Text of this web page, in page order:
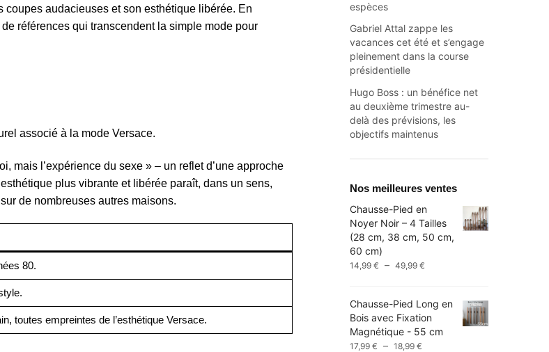
audacieuses et son esthétique libérée. En
références qui transcendent la simple mode pour
associé à la mode Versace.
mais l’expérience du sexe » – un reflet d’une approche
plus vibrante et libérée paraît, dans un sens,
de nombreuses autres maisons.
80.
toutes empreintes de l’esthétique Versace.
espèces
Gabriel Attal zappe les
vacances cet été et s’engage
pleinement dans la course
présidentielle
Hugo Boss : un bénéfice net
au deuxième trimestre au-
delà des prévisions, les
objectifs maintenus
Nos meilleures ventes
Chausse-Pied en
Noyer Noir – 4 Tailles
(28 cm, 38 cm, 50 cm,
60 cm)
14,99€ – 49,99€
14,99 €
à
49,99 €
Chausse-Pied Long en
Bois avec Fixation
Magnétique - 55 cm
17,99€ – 18,99€